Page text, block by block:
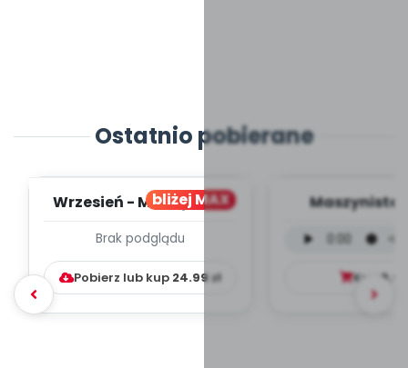
Ostatnio pobierane
bliżej MAX
Wrzesień - MIESIĘCZNY
WYCHOWAWCZO –
DYDAKTYC...
Brak podglądu
Pobierz lub kup 24.99zł
Maszynista
mp3)
Kup 9.99